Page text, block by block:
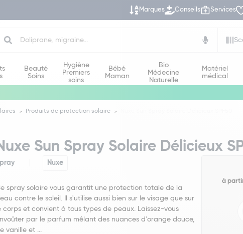
Marques Conseils Services
Beauté
Soins
Hygiène
Premiers
soins
Bébé
Maman
Bio
Médecine
Naturelle
Matériel
médical
Produits de protection solaire
Sun Spray Solaire Délicieux
Nuxe
spray solaire vous garantit une protection totale de la
contre le soleil. Il s'utilise aussi bien sur le visage que sur
corps et convient à tous types de peaux. Laissez-vous
par le parfum mêlant des nuances d'orange douce,
vanille et ...
à